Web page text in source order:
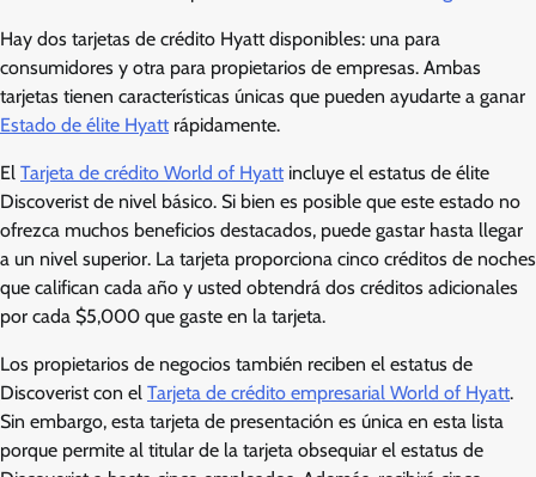
Hay dos tarjetas de crédito Hyatt disponibles: una para
consumidores y otra para propietarios de empresas. Ambas
tarjetas tienen características únicas que pueden ayudarte a ganar
Estado de élite Hyatt rápidamente.
El Tarjeta de crédito World of Hyatt incluye el estatus de élite
Discoverist de nivel básico. Si bien es posible que este estado no
ofrezca muchos beneficios destacados, puede gastar hasta llegar
a un nivel superior. La tarjeta proporciona cinco créditos de noches
que califican cada año y usted obtendrá dos créditos adicionales
por cada $5,000 que gaste en la tarjeta.
Los propietarios de negocios también reciben el estatus de
Discoverist con el Tarjeta de crédito empresarial World of Hyatt.
Sin embargo, esta tarjeta de presentación es única en esta lista
porque permite al titular de la tarjeta obsequiar el estatus de